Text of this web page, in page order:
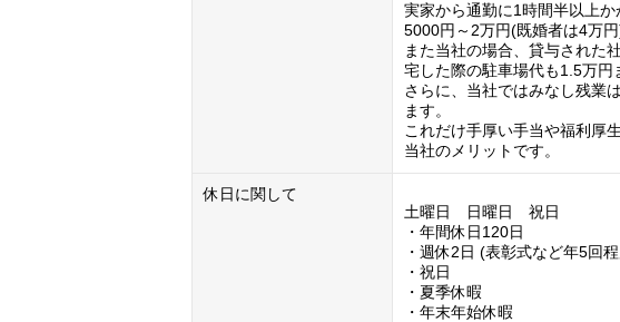
実家から通勤に1時間半以上
5000円～2万円(既婚者は4万円
また当社の場合、貸与された
宅した際の駐車場代も1.5万円
さらに、当社ではみなし残業
ます。
これだけ手厚い手当や福利厚
当社のメリットです。
休日に関して
土曜日　日曜日　祝日
・年間休日120日
・週休2日 (表彰式など年5回
・祝日
・夏季休暇
・年末年始休暇